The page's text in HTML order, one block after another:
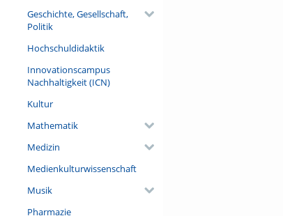
Geschichte, Gesellschaft,
Politik
Hochschuldidaktik
Innovationscampus
Nachhaltigkeit (ICN)
Kultur
Mathematik
Medizin
Medienkulturwissenschaft
Musik
Pharmazie